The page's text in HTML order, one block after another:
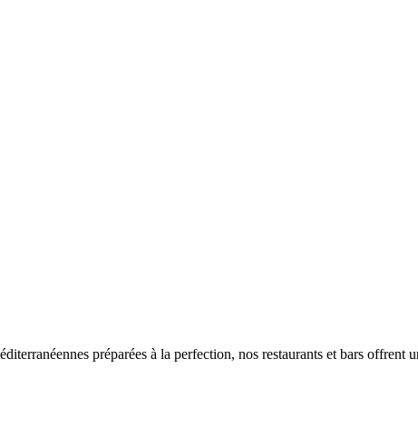
préparées à la perfection, nos restaurants et bars offrent